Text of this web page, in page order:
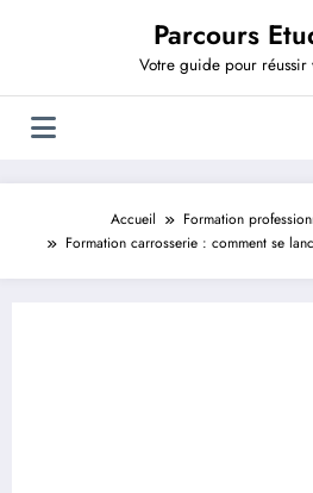
Parcours
Votre guide pour réussir
Accueil
Formation
Formation carrosserie : comment se